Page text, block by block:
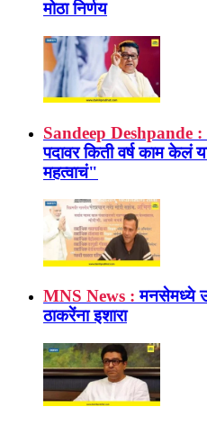
मोठा निर्णय
Sandeep Deshpande :
पदावर किती वर्ष काम केलं
महत्वाचं"
MNS News : मनसेमध्ये
ठाकरेंना इशारा